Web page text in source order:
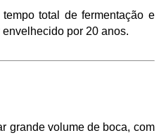
total de fermentação e
por 20 anos.
grande volume de boca, com